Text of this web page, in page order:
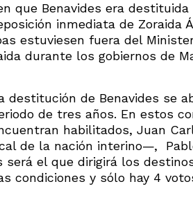
que Benavides era
inmediata de Zoraida
estuviesen fuera del
durante los gobiernos de
destitución de Benavides se
de tres años. En estos
habilitados, Juan
de la nación interino—,
será el que dirigirá los
condiciones y sólo hay 4